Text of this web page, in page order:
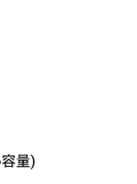
量)